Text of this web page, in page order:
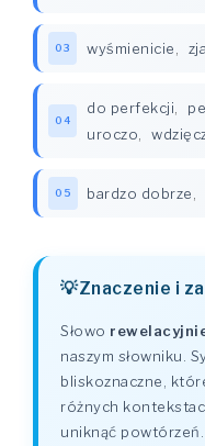
03 wyśmienicie,
04
do perfekcji,
uroczo,
05 bardzo dobrze,
Znaczenie i
Słowo
naszym słowniku.
bliskoznaczne,
różnych
uniknąć powtórzeń.